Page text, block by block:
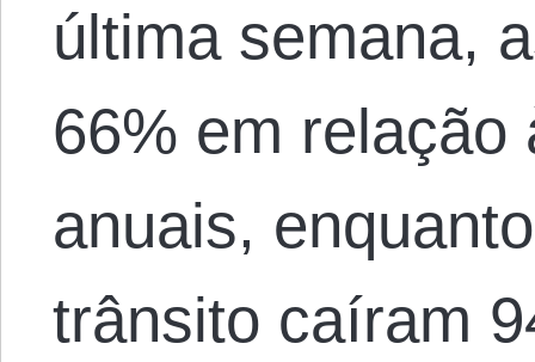
última semana,
66% em relação
anuais,
trânsito caíram